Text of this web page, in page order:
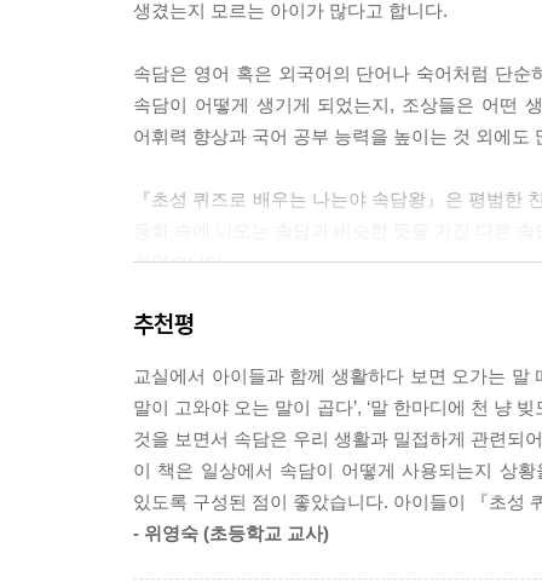
생겼는지 모르는 아이가 많다고 합니다.
속담은 영어 혹은 외국어의 단어나 숙어처럼 단
속담이 어떻게 생기게 되었는지, 조상들은 어떤
어휘력 향상과 국어 공부 능력을 높이는 것 외에도
『초성 퀴즈로 배우는 나는야 속담왕』은 평범한
하였습니다.
추천평
교실에서 아이들과 함께 생활하다 보면 오가는
말이 고와야 오는 말이 곱다’, ‘말 한마디에 천 냥
것을 보면서 속담은 우리 생활과 밀접하게 관련되
이 책은 일상에서 속담이 어떻게 사용되는지 상
있도록 구성된 점이 좋았습니다. 아이들이 『초성
- 위영숙 (초등학교 교사)